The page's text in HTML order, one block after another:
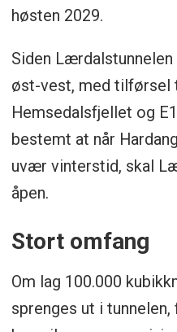
høsten 2029.
Siden
øst-vest, med tilførsel
Hemsedalsfjellet og
bestemt at når
uvær vinterstid, skal
åpen.
Stort omfang
Om lag 100.000
sprenges ut i tunnelen,